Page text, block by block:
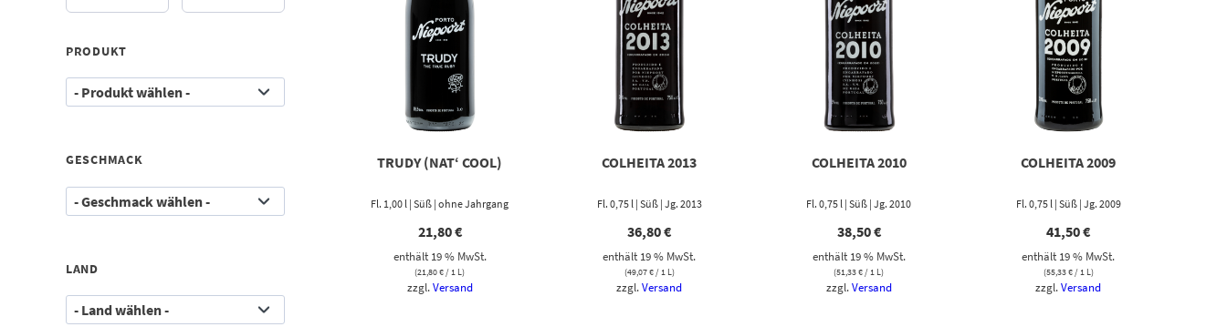
TRUDY (NAT‘ COOL)
Fl. 1,00 l | Süß | ohne Jahrgang
21,80€
enthält 19 % MwSt.
(21,80€/ 1 L)
zzgl.Versand
COLHEITA 2013
Fl. 0,75 l | Süß | Jg. 2013
36,80€
enthält 19 % MwSt.
(49,07€/ 1 L)
zzgl.Versand
COLHEITA 2010
Fl. 0,75 l | Süß | Jg. 2010
38,50€
enthält 19 % MwSt.
(51,33€/ 1 L)
zzgl.Versand
COLHEITA 2009
Fl. 0,75 l | Süß | Jg. 2009
41,50€
enthält 19 % MwSt.
(55,33€/ 1 L)
zzgl.Versand
PRODUKT
GESCHMACK
LAND